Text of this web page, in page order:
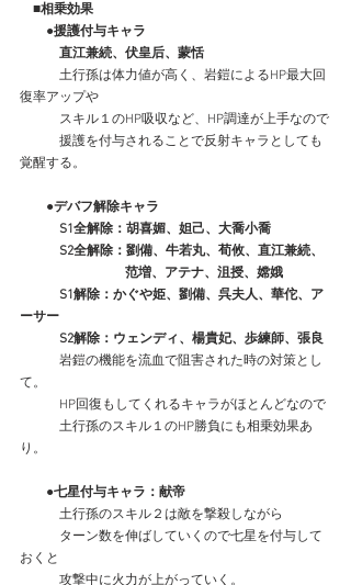
■相乗効果
●援護付与キャラ
直江兼続、伏皇后、蒙恬
土行孫は体力値が高く、岩鎧によるHP最大回
復率アップや
スキル１のHP吸収など、HP調達が上手なので
援護を付与されることで反射キャラとしても
覚醒する。
●デバフ解除キャラ
S1全解除：胡喜媚、妲己、大喬小喬
S2全解除：劉備、牛若丸、荀攸、直江兼続、
范増、アテナ、沮授、嫦娥
S1解除：かぐや姫、劉備、呉夫人、華佗、ア
ーサー
S2解除：ウェンディ、楊貴妃、歩練師、張良
岩鎧の機能を流血で阻害された時の対策とし
て。
HP回復もしてくれるキャラがほとんどなので
土行孫のスキル１のHP勝負にも相乗効果あ
り。
●七星付与キャラ：献帝
土行孫のスキル２は敵を撃殺しながら
ターン数を伸ばしていくので七星を付与して
おくと
攻撃中に火力が上がっていく。